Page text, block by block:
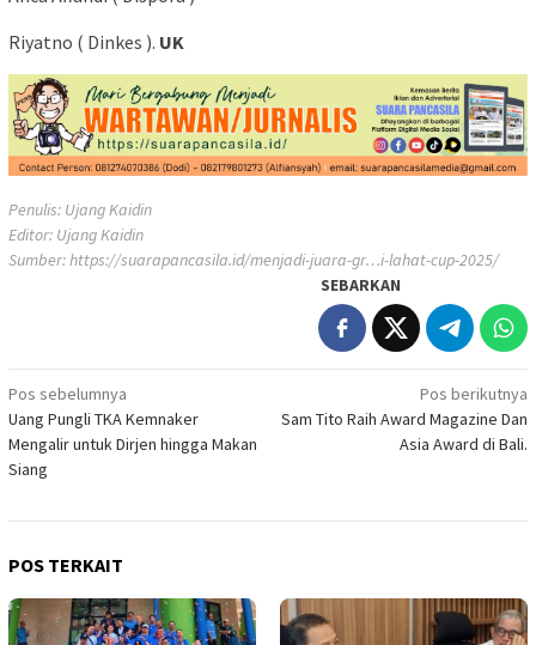
Riyatno ( Dinkes ). UK
Penulis: Ujang Kaidin
Editor: Ujang Kaidin
Sumber:https://suarapancasila.id/menjadi-juara-gr…i-lahat-cup-2025/
SEBARKAN
Navigasi
pos
Pos sebelumnya
Uang Pungli TKA Kemnaker
Mengalir untuk Dirjen hingga Makan
Siang
Pos berikutnya
Sam Tito Raih Award Magazine Dan
Asia Award di Bali.
POS TERKAIT